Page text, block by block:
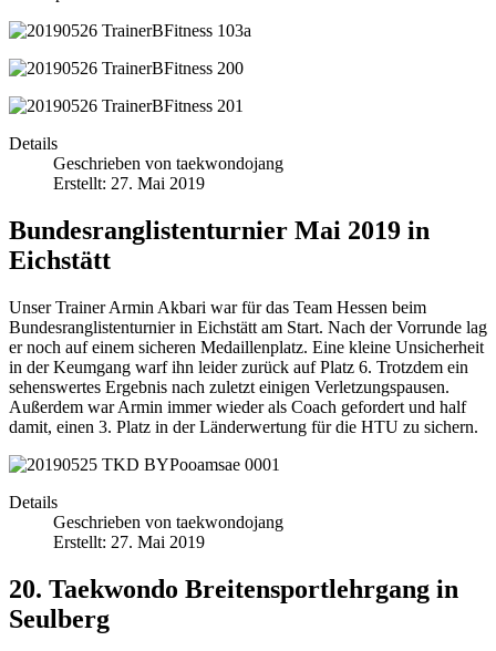
Details
Geschrieben von taekwondojang
Erstellt: 27. Mai 2019
Bundesranglistenturnier Mai 2019 in
Eichstätt
Unser Trainer Armin Akbari war für das Team Hessen beim
Bundesranglistenturnier in Eichstätt am Start. Nach der Vorrunde lag
er noch auf einem sicheren Medaillenplatz. Eine kleine Unsicherheit
in der Keumgang warf ihn leider zurück auf Platz 6. Trotzdem ein
sehenswertes Ergebnis nach zuletzt einigen Verletzungspausen.
Außerdem war Armin immer wieder als Coach gefordert und half
damit, einen 3. Platz in der Länderwertung für die HTU zu sichern.
Details
Geschrieben von taekwondojang
Erstellt: 27. Mai 2019
20. Taekwondo Breitensportlehrgang in
Seulberg